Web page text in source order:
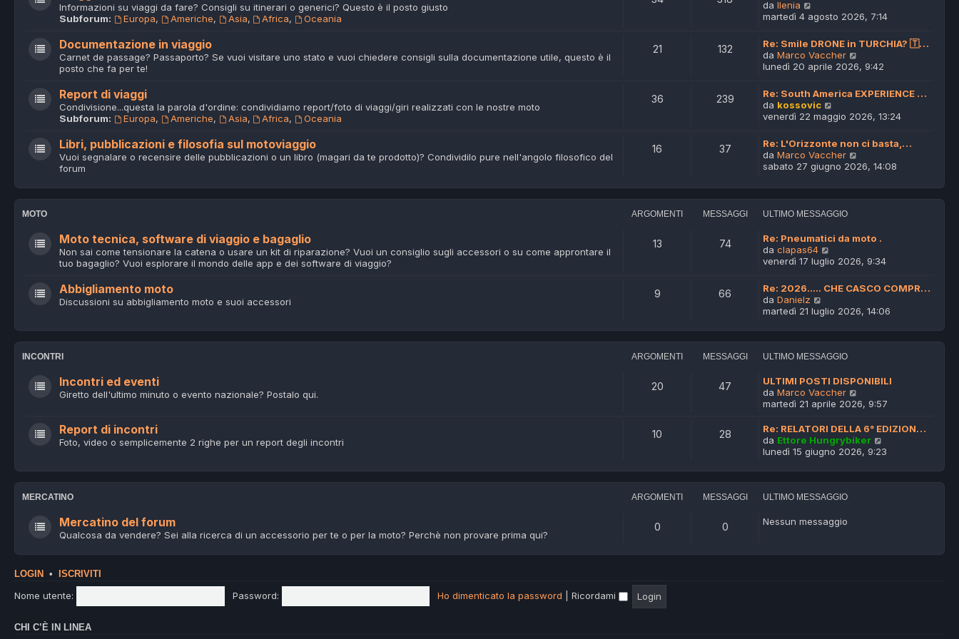
o
s
s
a
g
o
Informazioni su viaggi da fare? Consigli su itinerari o generici? Questo è il posto giusto
Subforum:
Europa, Americhe, Asia, Africa, Oceania
da Ilenia
e
i
u
l
t
m
o
m
s
s
a
g
g
i
o
martedì 4 agosto 2026, 7:14
Documentazione in viaggio
Carnet de passage? Passaporto? Se vuoi visitare uno stato e vuoi chiedere consigli sulla documentazione utile, questo è il
posto che fa per te!
21 132
Re: Smile DRONE in TURCHIA? 🇹…
da Marco Vaccher
e
i
u
l
t
m
m
s
s
g
o
lunedì 20 aprile 2026, 9:42
Report di viaggi
Condivisione...questa la parola d'ordine: condividiamo report/foto di viaggi/giri realizzati con le nostre moto
Subforum:
Europa, Americhe, Asia, Africa, Oceania
36 239
Re: South America EXPERIENCE …
da kossovic
e
u
l
t
m
s
a
g
o
venerdì 22 maggio 2026, 13:24
Libri, pubblicazioni e filosofia sul motoviaggio
Vuoi segnalare o recensire delle pubblicazioni o un libro (magari da te prodotto)? Condividilo pure nell'angolo filosofico del
forum
16 37
Re: L'Orizzonte non ci basta,…
da Marco Vaccher
e
i
u
m
o
m
s
a
sabato 27 giugno 2026, 14:08
MOTO ARGOMENTI MESSAGGI ULTIMO MESSAGGIO
Moto tecnica, software di viaggio e bagaglio
Non sai come tensionare la catena o usare un kit di riparazione? Vuoi un consiglio sugli accessori o su come approntare il
tuo bagaglio? Vuoi esplorare il mondo delle app e dei software di viaggio?
13 74
Re: Pneumatici da moto .
da clapas64
e
i
u
t
i
m
o
m
s
s
a
g
i
o
venerdì 17 luglio 2026, 9:34
Abbigliamento moto
Discussioni su abbigliamento moto e suoi accessori
9 66
Re: 2026..... CHE CASCO COMPR…
da Danielz
e
i
u
l
i
m
o
e
s
s
a
g
g
i
martedì 21 luglio 2026, 14:06
INCONTRI ARGOMENTI MESSAGGI ULTIMO MESSAGGIO
Incontri ed eventi
Giretto dell'ultimo minuto o evento nazionale? Postalo qui.
20 47
ULTIMI POSTI DISPONIBILI
da Marco Vaccher
e
i
u
l
i
m
martedì 21 aprile 2026, 9:57
Report di incontri
Foto, video o semplicemente 2 righe per un report degli incontri
10 28
Re: RELATORI DELLA 6° EDIZION…
da Ettore Hungrybiker
e
i
u
m
lunedì 15 giugno 2026, 9:23
MERCATINO ARGOMENTI MESSAGGI ULTIMO MESSAGGIO
Mercatino del forum
Qualcosa da vendere? Sei alla ricerca di un accessorio per te o per la moto? Perchè non provare prima qui?
0 0 Nessun messaggio
LOGIN • ISCRIVITI
Nome utente: Password: Ho dimenticato la password Ricordami
CHI C’È IN LINEA